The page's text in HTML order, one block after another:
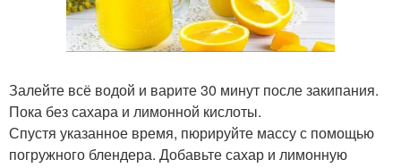
Залейте всё водой и варите 30 минут после закипания.
Пока без сахара и лимонной кислоты.
Спустя указанное время, пюрируйте массу с помощью
погружного блендера. Добавьте сахар и лимонную